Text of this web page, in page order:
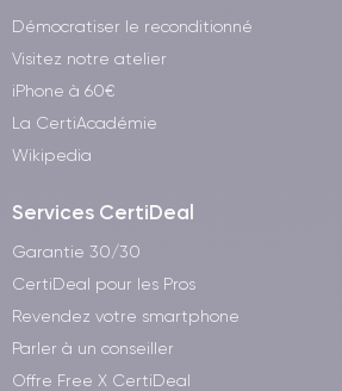
Démocratiser le reconditionné
Visitez notre atelier
iPhone à 60€
La CertiAcadémie
Wikipedia
Services CertiDeal
Garantie 30/30
CertiDeal pour les Pros
Revendez votre smartphone
Parler à un conseiller
Offre Free X CertiDeal